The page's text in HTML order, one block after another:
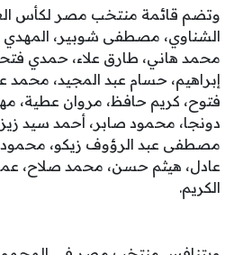
وتضم قائمة منتخب مصر لكأس
الشناوي، مصطفى شوبير، المهدي
محمد هاني، طارق علاء، حمدي
إبراهيم، حسام عبد المجيد، محمد
فتوح، كريم حافظ، مروان عطية،
دونجا، محمود صابر، أحمد سيد
مصطفى عبد الرؤوف زيكو، محمود
عادل، هيثم حسن، محمد صلاح،
الكريم.